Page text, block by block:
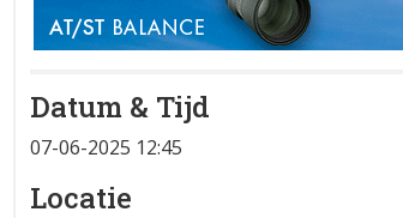
Datum & Tijd
07-06-2025 12:45
Locatie